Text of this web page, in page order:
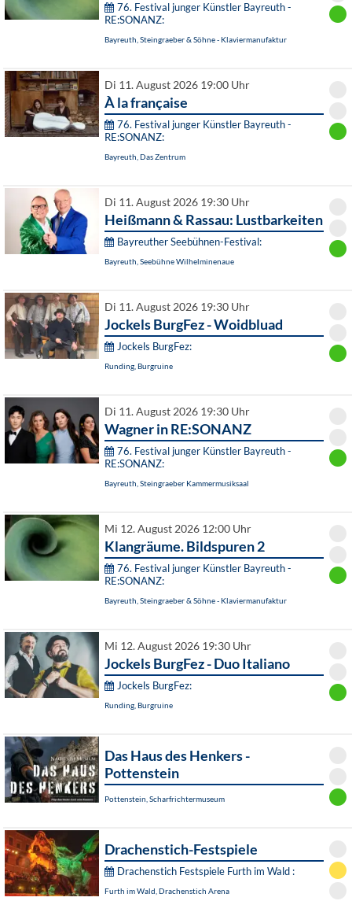
76. Festival junger Künstler Bayreuth -
RE:SONANZ:
Bayreuth, Steingraeber & Söhne - Klaviermanufaktur
Di 11. August 2026 19:00 Uhr
À la française
76. Festival junger Künstler Bayreuth -
RE:SONANZ:
Bayreuth, Das Zentrum
Di 11. August 2026 19:30 Uhr
Heißmann & Rassau: Lustbarkeiten
Bayreuther Seebühnen-Festival:
Bayreuth, Seebühne Wilhelminenaue
Di 11. August 2026 19:30 Uhr
Jockels BurgFez - Woidbluad
Jockels BurgFez:
Runding, Burgruine
Di 11. August 2026 19:30 Uhr
Wagner in RE:SONANZ
76. Festival junger Künstler Bayreuth -
RE:SONANZ:
Bayreuth, Steingraeber Kammermusiksaal
Mi 12. August 2026 12:00 Uhr
Klangräume. Bildspuren 2
76. Festival junger Künstler Bayreuth -
RE:SONANZ:
Bayreuth, Steingraeber & Söhne - Klaviermanufaktur
Mi 12. August 2026 19:30 Uhr
Jockels BurgFez - Duo Italiano
Jockels BurgFez:
Runding, Burgruine
Das Haus des Henkers -
Pottenstein
Pottenstein, Scharfrichtermuseum
Drachenstich-Festspiele
Drachenstich Festspiele Furth im Wald :
Furth im Wald, Drachenstich Arena